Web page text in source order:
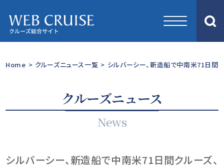
Home > クルーズニュース一覧 > シルバーシー、新造船で中南米71日間
クルーズニュース
News
シルバーシー、新造船で中南米71日間クルーズ、